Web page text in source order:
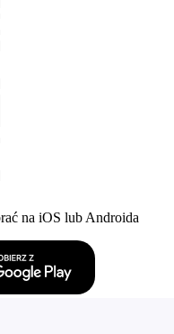
na iOS lub Androida